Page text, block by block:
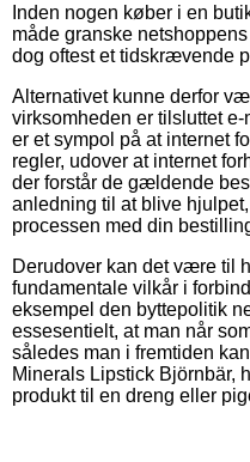
Inden nogen køber i en
måde granske
dog oftest et tidskrævende
Alternativet kunne derfor
virksomheden er tilsluttet
er et sympol på at internet
regler, udover at internet
der forstår de gældende
anledning til at blive
processen med din
Derudover kan det være til
fundamentale vilkår i
eksempel den byttepolitik
essesentielt, at man når
således man i fremtiden
Minerals Lipstick Björnbär,
produkt til en dreng eller